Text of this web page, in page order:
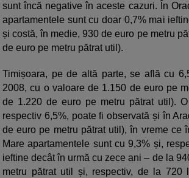
sunt încă negative în aceste cazuri. În
apartamentele sunt cu doar 0,7% mai
și costă, în medie, 930 de euro pe metru
de euro pe metru pătrat util).
Timișoara, pe de altă parte, se află cu
2008, cu o valoare de 1.150 de euro pe
de 1.220 de euro pe metru pătrat util).
respectiv 6,5%, poate fi observată și în
de euro pe metru pătrat util), în vreme ce
Mare apartamentele sunt cu 9,3% și,
ieftine decât în urmă cu zece ani – de la
metru pătrat util și, respectiv, de la 720